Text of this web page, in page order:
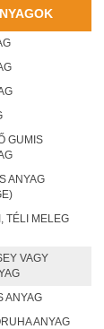
GUMIS
ANYAG
TÉLI MELEG
VAGY
ANYAG
ANYAG